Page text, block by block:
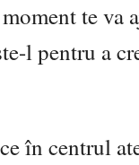
te va
l pentru a
în centrul